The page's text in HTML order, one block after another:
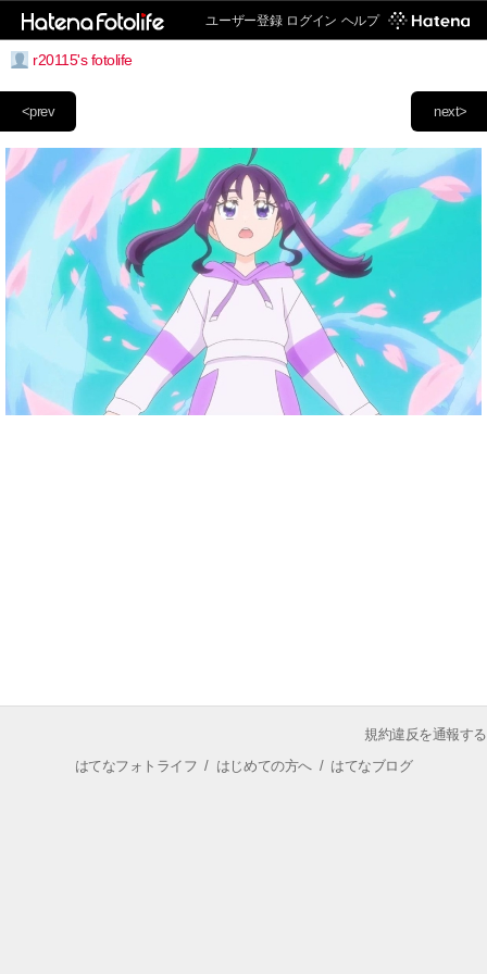
ユーザー登録 ログイン ヘルプ
r20115's fotolife
next>
<prev
規約違反を通報する
はてなフォトライフ / はじめての方へ/ はてなブログ